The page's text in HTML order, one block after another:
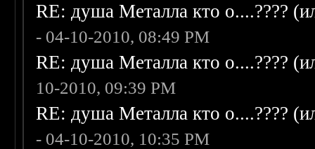
RE: душа Металла кто о....????
- 04-10-2010, 08:49 PM
RE: душа Металла кто о....????
10-2010, 09:39 PM
RE: душа Металла кто о....????
- 04-10-2010, 10:35 PM